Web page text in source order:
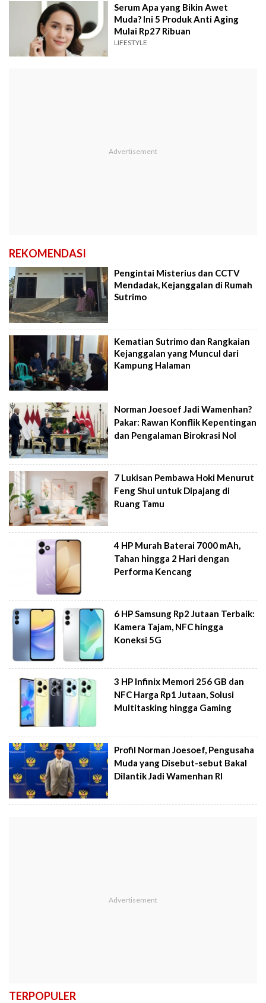
Serum Apa yang Bikin Awet
Muda? Ini 5 Produk Anti Aging
Mulai Rp27 Ribuan
LIFESTYLE
REKOMENDASI
Pengintai Misterius dan CCTV
Mendadak, Kejanggalan di Rumah
Sutrimo
Kematian Sutrimo dan Rangkaian
Kejanggalan yang Muncul dari
Kampung Halaman
Norman Joesoef Jadi Wamenhan?
Pakar: Rawan Konflik Kepentingan
dan Pengalaman Birokrasi Nol
7 Lukisan Pembawa Hoki Menurut
Feng Shui untuk Dipajang di
Ruang Tamu
4 HP Murah Baterai 7000 mAh,
Tahan hingga 2 Hari dengan
Performa Kencang
6 HP Samsung Rp2 Jutaan Terbaik:
Kamera Tajam, NFC hingga
Koneksi 5G
3 HP Infinix Memori 256 GB dan
NFC Harga Rp1 Jutaan, Solusi
Multitasking hingga Gaming
Profil Norman Joesoef, Pengusaha
Muda yang Disebut-sebut Bakal
Dilantik Jadi Wamenhan RI
TERPOPULER